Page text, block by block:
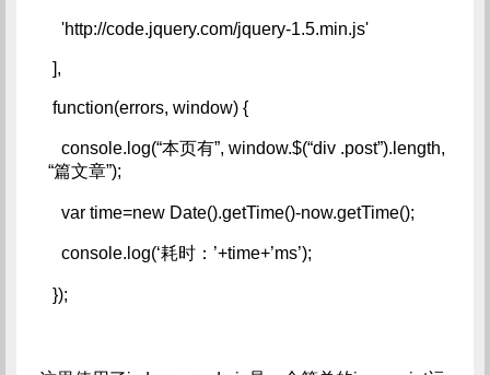
'http://code.jquery.com/jquery-1.5.min.js'
],
function(errors, window) {
“篇文章”);
var time=new Date().getTime()-now.getTime();
console.log(‘耗时：’+time+’ms’);
});